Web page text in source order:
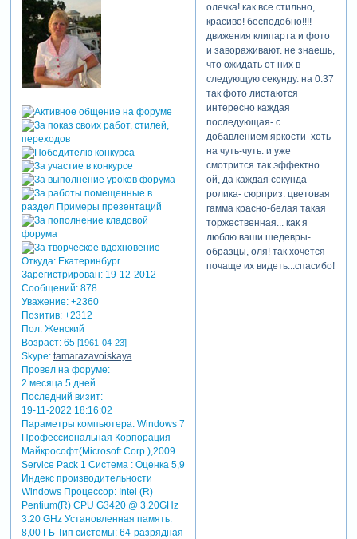
Откуда:Екатеринбург
Зарегистрирован: 19-12-2012
Сообщений:878
Уважение: +2360
Позитив: +2312
Пол:Женский
Возраст:65 [1961-04-23]
Skype: tamarazavoiskaya
Провел на форуме:
2 месяца 5 дней
Последний визит:
19-11-2022 18:16:02
Параметры компьютера:Windows 7
Профессиональная Корпорация
Майкрософт(Microsoft Corp.),2009.
Service Pack 1 Система : Оценка 5,9
Индекс производительности
Windows Процессор: Intel (R)
Pentium(R) CPU G3420 @ 3.20GHz
3.20 GHz Установленная память:
8,00 ГБ Тип системы: 64-разрядная
олечка! как все стильно,
красиво! бесподобно!!!!
движения клипарта и фото
и завораживают. не знаешь,
что ожидать от них в
следующую секунду. на 0.37
так фото листаются
интересно каждая
последующая- с
добавлением яркости хоть
на чуть-чуть. и уже
смотрится так эффектно.
ой, да каждая секунда
ролика- сюрприз. цветовая
гамма красно-белая такая
торжественная... как я
люблю ваши шедевры-
образцы, оля! так хочется
почаще их видеть...спасибо!